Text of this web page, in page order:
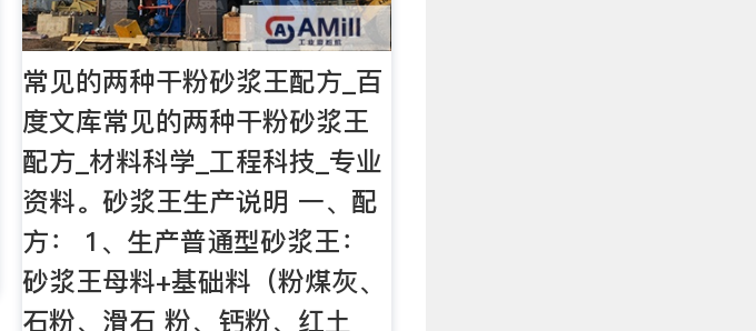
常见的两种干粉砂浆王配方_百
度文库常见的两种干粉砂浆王
配方_材料科学_工程科技_专业
资料。砂浆王生产说明 一、配
方： 1、生产普通型砂浆王：
砂浆王母料+基础料（粉煤灰、
石粉、滑石 粉、钙粉、红土